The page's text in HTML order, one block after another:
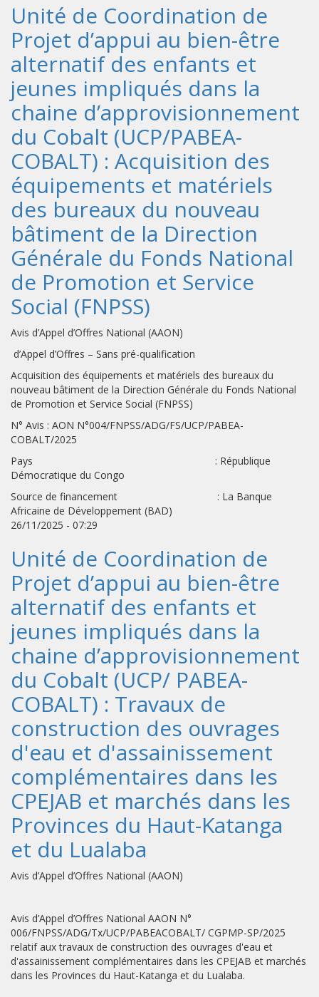
Unité de Coordination de
Projet d’appui au bien-être
alternatif des enfants et
jeunes impliqués dans la
chaine d’approvisionnement
du Cobalt (UCP/PABEA-
COBALT) : Acquisition des
équipements et matériels
des bureaux du nouveau
bâtiment de la Direction
Générale du Fonds National
de Promotion et Service
Social (FNPSS)
Avis d’Appel d’Offres National (AAON)
d’Appel d’Offres – Sans pré-qualification
Acquisition des équipements et matériels des bureaux du
nouveau bâtiment de la Direction Générale du Fonds National
de Promotion et Service Social (FNPSS)
N° Avis : AON N°004/FNPSS/ADG/FS/UCP/PABEA-
COBALT/2025
Pays : République
Démocratique du Congo
Source de financement : La Banque
Africaine de Développement (BAD)
26/11/2025 - 07:29
Unité de Coordination de
Projet d’appui au bien-être
alternatif des enfants et
jeunes impliqués dans la
chaine d’approvisionnement
du Cobalt (UCP/ PABEA-
COBALT) : Travaux de
construction des ouvrages
d'eau et d'assainissement
complémentaires dans les
CPEJAB et marchés dans les
Provinces du Haut-Katanga
et du Lualaba
Avis d’Appel d’Offres National (AAON)
Avis d’Appel d’Offres National AAON N°
006/FNPSS/ADG/Tx/UCP/PABEACOBALT/ CGPMP-SP/2025
relatif aux travaux de construction des ouvrages d'eau et
d'assainissement complémentaires dans les CPEJAB et marchés
dans les Provinces du Haut-Katanga et du Lualaba.